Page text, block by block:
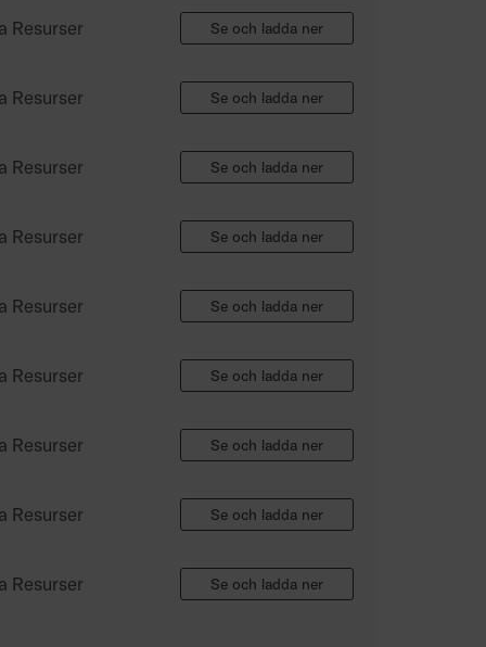
Resurser Se och ladda ner
Resurser Se och ladda ner
Resurser Se och ladda ner
Resurser Se och ladda ner
Resurser Se och ladda ner
Resurser Se och ladda ner
Resurser Se och ladda ner
Resurser Se och ladda ner
Resurser Se och ladda ner